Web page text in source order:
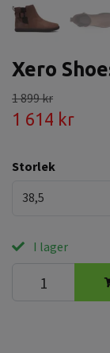
Xero
1 899 kr
1 614 kr
Storlek
38,5
I lager